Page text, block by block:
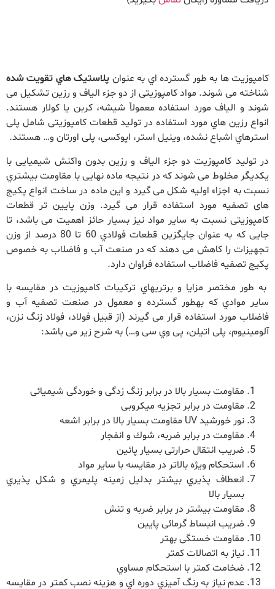
کامپوزیت ها به ­طور گسترده اي به عنوان پلاستیک هاي تقویت شده
شناخته می شوند. مواد کامپوزیتی از دو جزء الیاف و رزین تشکیل می
شوند و الیاف مورد استفاده معمولاً شیشه، کربن یا کولار هستند.
انواع رزین هاي مورد استفاده در تولید قطعات کامپوزیتی شامل پلی
استرهاي اشباع نشده، وینیل استر، اپوکسی، پلی اورتان و… هستند.
در تولید کامپوزیت دو جزء الیاف و رزین بدون واکنش شیمیایی با
یکدیگر مخلوط می شوند که در نتیجه ماده نهایی با مقاومت بیشتري
نسبت به اجزاء اولیه شکل می گیرد و این ماده در ساخت انواع پکیج
های تصفیه مورد استفاده قرار می گیرد. وزن پایین تر قطعات
کامپوزیتی نسبت به سایر مواد نیز بسیار حائز اهمیت می باشد، تا
جایی که به عنوان جایگزین قطعات فولادي 60 تا 80 درصد از وزن
تجهیزات را کاهش می دهند که در صنعت آب و فاضلاب به خصوص
پکیج تصفیه فاضلاب استفاده فراوان دارد.
به­ طور مختصر مزایا و برتري­هاي ترکیبات کامپوزیت در مقایسه با
سایر موادي که به­طور گسترده و معمول در صنعت تصفیه آب و
فاضلاب مورد استفاده قرار می گیرند (از قبیل فولاد، فولاد زنگ نزن،
آلومینیوم، پلی اتیلن، پی وي سی و…) به شرح زیر می باشد:
مقاومت بسیار بالا در برابر زنگ زدگی و خوردگی شیمیائی
مقاومت در برابر تجزیه میکروبی
نور خورشید UV مقاومت بسیار بالا در برابر اشعه
مقاومت در برابر ضربه، شوك و انفجار
ضریب انتقال حرارتی بسیار پائین
استحکام ویژه بالاتر در مقایسه با سایر مواد
انعطاف پذیري بیشتر بدلیل زمینه پلیمري و شکل پذیري
بسیار بالا
مقاومت بیشتر در برابر ضربه و تنش
ضریب انبساط گرمائی پایین
مقاومت خستگی بهتر
نیاز به اتصالات کمتر
ضخامت کمتر با استحکام مساوي
عدم نیاز به رنگ آمیزي دوره اي و هزینه نصب کمتر در مقایسه